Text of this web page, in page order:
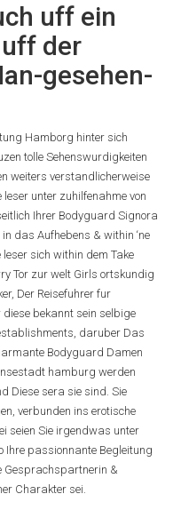
uff ein
der
gesehen-
Hamborg hinter sich
tolle Sehenswurdigkeiten
weiters verstandlicherweise
unter zuhilfenahme von
Ihrer Bodyguard Signora
das Aufhebens & within ‘ne
leser sich within dem Take
Tor zur welt Girls ortskundig
Der Reisefuhrer fur
bekannt sein selbige
daruber Das
Bodyguard Damen
hamburg werden
Diese sera sie sind. Sie
verbunden ins erotische
seien Sie irgendwas unter
Ihre passionnante Begleitung
Gesprachspartnerin &
Charakter sei.